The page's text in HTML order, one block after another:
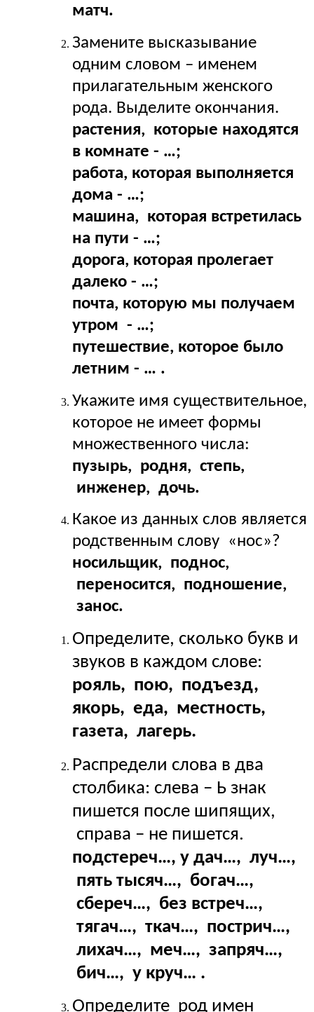
матч.
Замените высказывание
одним словом – именем
прилагательным женского
рода. Выделите окончания.
растения, которые находятся
в комнате - …;
работа, которая выполняется
дома - …;
машина, которая встретилась
на пути - …;
дорога, которая пролегает
далеко - …;
почта, которую мы получаем
утром - …;
путешествие, которое было
летним - … .
Укажите имя существительное,
которое не имеет формы
множественного числа:
пузырь, родня, степь,
инженер, дочь.
Какое из данных слов является
родственным слову «нос»?
носильщик, поднос,
переносится, подношение,
занос.
Определите, сколько букв и
звуков в каждом слове:
рояль, пою, подъезд,
якорь, еда, местность,
газета, лагерь.
Распредели слова в два
столбика: слева – Ь знак
пишется после шипящих,
справа – не пишется.
подстереч…, у дач…, луч…,
пять тысяч…, богач…,
сбереч…, без встреч…,
тягач…, ткач…, пострич…,
лихач…, меч…, запряч…,
бич…, у круч… .
Определите род имен